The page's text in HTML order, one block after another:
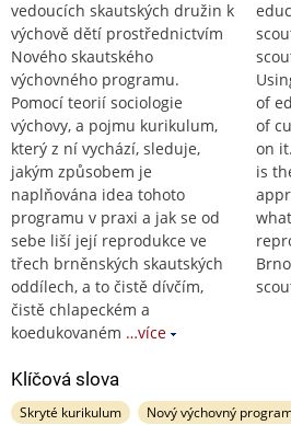
vedoucích skautských družin k
výchově dětí prostřednictvím
Nového skautského
výchovného programu.
Pomocí teorií sociologie
výchovy, a pojmu kurikulum,
který z ní vychází, sleduje,
jakým způsobem je
naplňována idea tohoto
programu v praxi a jak se od
sebe liší její reprodukce ve
třech brněnských skautských
oddílech, a to čistě dívčím,
čistě chlapeckém a
koedukovaném …více
of
of
on
is
Klíčová slova
Skryté kurikulum
Nový výchovný